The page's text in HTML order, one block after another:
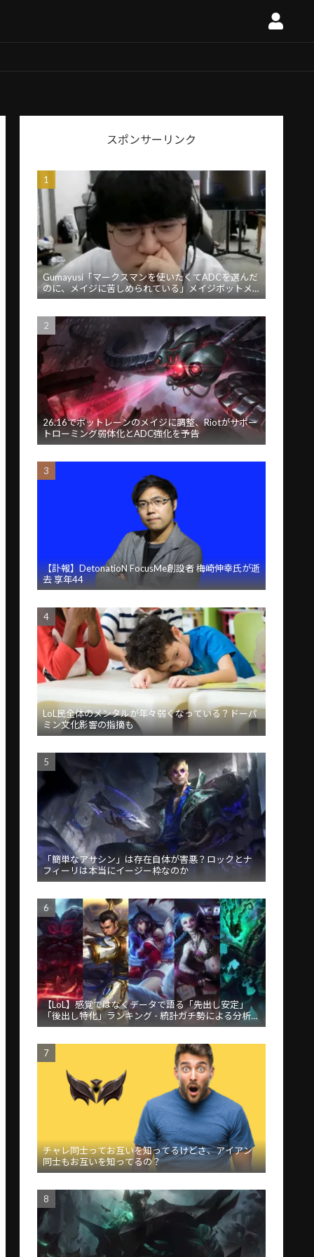
スポンサーリンク
Gumayusi「マークスマンを使いたくてADCを選んだ
のに、メイジに苦しめられている」メイジボットメ
タに苦言
26.16でボットレーンのメイジに調整、Riotがサポー
トローミング弱体化とADC強化を予告
【訃報】DetonatioN FocusMe創設者 梅崎伸幸氏が逝
去 享年44
LoL民全体のメンタルが年々弱くなっている？ドーパ
ミン文化影響の指摘も
「簡単なアサシン」は存在自体が害悪？ロックとナ
フィーリは本当にイージー枠なのか
【LoL】感覚ではなくデータで語る「先出し安定」
「後出し特化」ランキング - 統計ガチ勢による分析が
話題
チャレ同士ってお互いを知ってるけどさ、アイアン
同士もお互いを知ってるの？